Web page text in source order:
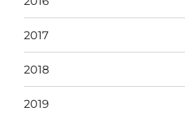
2017
2018
2019